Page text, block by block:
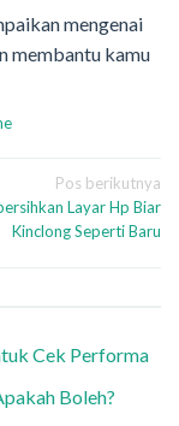
mengenai
membantu kamu
Pos berikutnya
Layar Hp Biar
Kinclong Seperti Baru
Cek Performa
Boleh?